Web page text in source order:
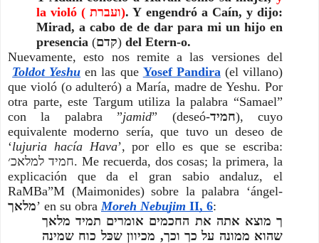
la violó ( ועברת). Y engendró a Caín, y dijo:
Mirad, a cabo de de dar para mi un hijo en
presencia (קדם) del Etern-o.
Nuevamente, esto nos remite a las versiones del
Toldot Yeshu en las que Yosef Pandira (el villano)
que violó (o adulteró) a María, madre de Yeshu. Por
otra parte, este Targum utiliza la palabra “Samael”
con la palabra ”jamid” (deseó-חמיד), cuyo
equivalente moderno sería, que tuvo un deseo de
‘lujuria hacía Hava’, por ello es que se escriba:
חמיד למלאכ׳. Me recuerda, dos cosas; la primera, la
explicación que da el gran sabio andaluz, el
RaMBa”M (Maimonides) sobre la palabra ‘ángel-
מלאך’ en su obra Moreh Nebujim II, 6: